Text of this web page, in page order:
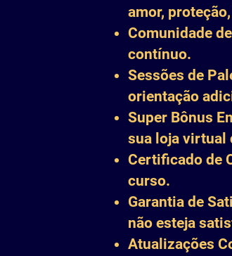
amor,
Comunidade
contínuo.
Sessões de
orientação
Super Bônus
sua loja virtual
Certificado de
curso.
Garantia de
não esteja
Atualizações